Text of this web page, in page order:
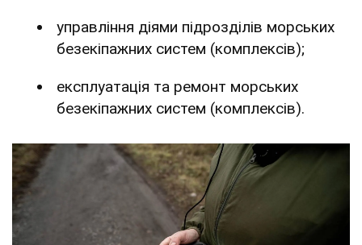
управління діями підрозділів морських
безекіпажних систем (комплексів);
експлуатація та ремонт морських
безекіпажних систем (комплексів).